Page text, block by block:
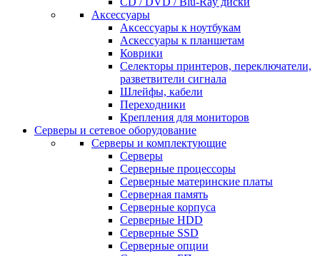
Аксессуары
Аксессуары к ноутбукам
Аскессуары к планшетам
Коврики
Селекторы принтеров, переключатели,
разветвители сигнала
Шлейфы, кабели
Переходники
Крепления для мониторов
Серверы и сетевое оборудование
Серверы и комплектующие
Серверы
Серверные процессоры
Серверные материнские платы
Серверная память
Серверные корпуса
Серверные HDD
Серверные SSD
Серверные опции